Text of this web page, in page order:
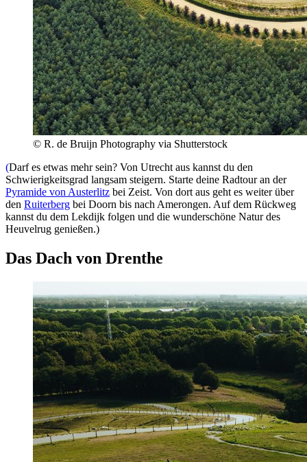
© R. de Bruijn Photography via Shutterstock
(Darf es etwas mehr sein? Von Utrecht aus kannst du den
Schwierigkeitsgrad langsam steigern. Starte deine Radtour an der
Pyramide von Austerlitz bei Zeist. Von dort aus geht es weiter über
den Ruiterberg bei Doorn bis nach Amerongen. Auf dem Rückweg
kannst du dem Lekdijk folgen und die wunderschöne Natur des
Heuvelrug genießen.)
Das Dach von Drenthe